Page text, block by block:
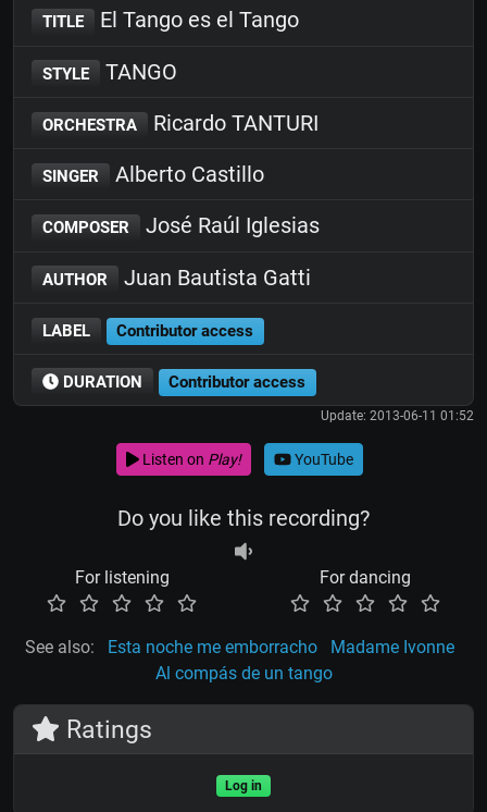
TITLE El Tango es el Tango
STYLE TANGO
ORCHESTRA Ricardo TANTURI
SINGER Alberto Castillo
COMPOSER José Raúl Iglesias
AUTHOR Juan Bautista Gatti
LABEL Contributor access
DURATION Contributor access
Update: 2013-06-11 01:52
Listen on Play! YouTube
Do you like this recording?
For listening For dancing
See also: Esta noche me emborracho
Madame Ivonne
Al compás de un tango
Ratings
Log in